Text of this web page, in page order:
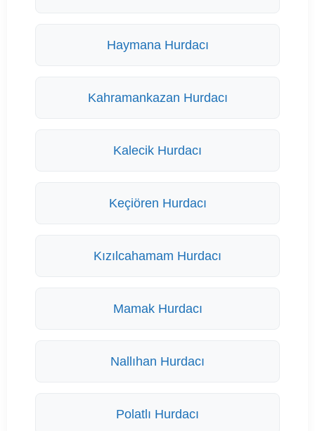
Haymana Hurdacı
Kahramankazan Hurdacı
Kalecik Hurdacı
Keçiören Hurdacı
Kızılcahamam Hurdacı
Mamak Hurdacı
Nallıhan Hurdacı
Polatlı Hurdacı